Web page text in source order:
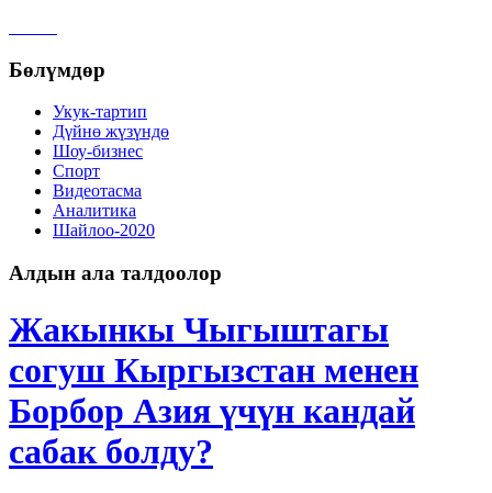
Бөлүмдөр
Укук-тартип
Дγйнө жүзүндө
Шоу-бизнес
Спорт
Видеотасма
Аналитика
Шайлоо-2020
Алдын ала талдоолор
Жакынкы Чыгыштагы
согуш Кыргызстан менен
Борбор Азия үчүн кандай
сабак болду?